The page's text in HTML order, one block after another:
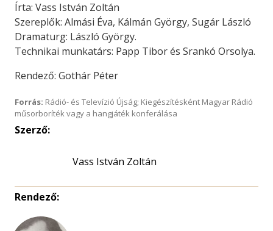
Írta: Vass István Zoltán
Szereplők: Almási Éva, Kálmán György, Sugár László
Dramaturg: László György.
Technikai munkatárs: Papp Tibor és Srankó Orsolya.
Rendező: Gothár Péter
Forrás: Rádió- és Televízió Újság; Kiegészítésként Magyar Rádió
műsorboríték vagy a hangjáték konferálása
Szerző:
Vass István Zoltán
Rendező: